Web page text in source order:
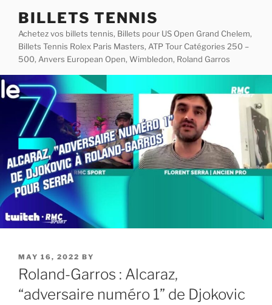
content
BILLETS TENNIS
Achetez vos billets tennis, Billets pour US Open Grand Chelem,
Billets Tennis Rolex Paris Masters, ATP Tour Catégories 250 –
500, Anvers European Open, Wimbledon, Roland Garros
POSTED
ON
MAY 16, 2022 BY
Roland-Garros : Alcaraz,
“adversaire numéro 1” de Djokovic